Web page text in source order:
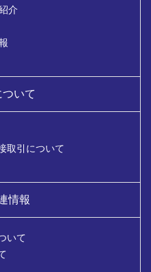
介
ついて
取引について
情報
いて